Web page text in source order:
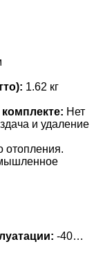
1.62 кг
Нет
и удаление
отопления.
-40…